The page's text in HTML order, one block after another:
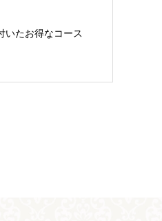
いたお得なコース